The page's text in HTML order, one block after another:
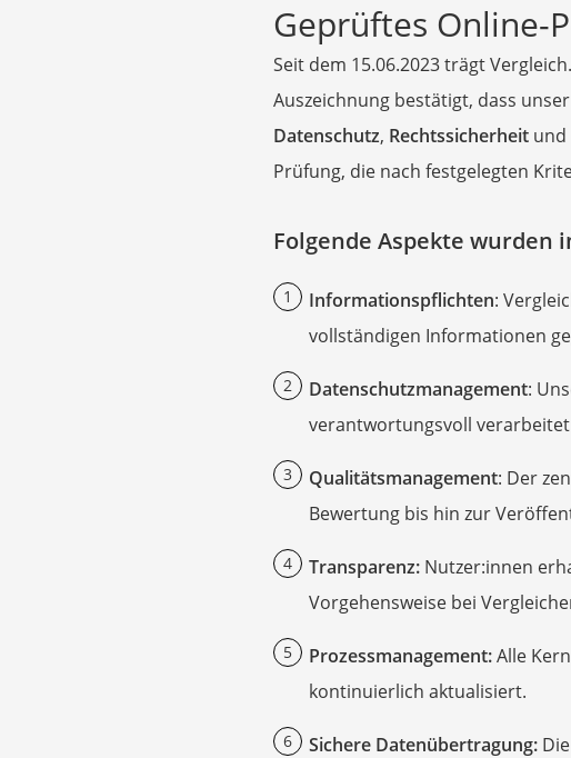
FM-Transmitter
Sommerreifen 205/55 R16
Autobatterie-Ladegerät
Starthilfe mit Kompressor
Alkoholtester
Diesel-Additiv
Baumarkt
Tresor feuerfest
Smartes Türschloss
Akku-Rasentrimmer
Feuchtigkeitsmessgerät
Pelletofen
Bohrmaschine
Tiefbrunnenpumpe
Fliesenschneider
Geprüftes Online-
Seit dem 15.06.2023 trägt
Auszeichnung bestätigt, dass
Datenschutz, Rechtssicherheitund
Prüfung, die nach festgelegten
Folgende Aspekte wurden
Informationspflichten:
vollständigen Informationen
Datenschutzmanagement:
verantwortungsvoll
Qualitätsmanagement: Der
Bewertung bis hin zur
Transparenz: Nutzer:innen
Vorgehensweise bei
Prozessmanagement:Alle
kontinuierlich aktualisiert.
Sichere Datenübertragung: